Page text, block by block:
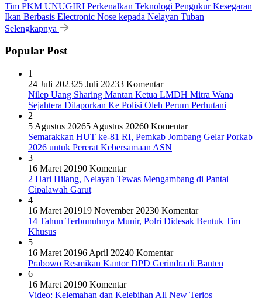
Tim PKM UNUGIRI Perkenalkan Teknologi Pengukur Kesegaran
Ikan Berbasis Electronic Nose kepada Nelayan Tuban
Selengkapnya
Popular Post
1
24 Juli 202325 Juli 20233 Komentar
Nilep Uang Sharing Mantan Ketua LMDH Mitra Wana
Sejahtera Dilaporkan Ke Polisi Oleh Perum Perhutani
2
5 Agustus 20265 Agustus 20260 Komentar
Semarakkan HUT ke-81 RI, Pemkab Jombang Gelar Porkab
2026 untuk Pererat Kebersamaan ASN
3
16 Maret 20190 Komentar
2 Hari Hilang, Nelayan Tewas Mengambang di Pantai
Cipalawah Garut
4
16 Maret 201919 November 20230 Komentar
14 Tahun Terbunuhnya Munir, Polri Didesak Bentuk Tim
Khusus
5
16 Maret 20196 April 20240 Komentar
Prabowo Resmikan Kantor DPD Gerindra di Banten
6
16 Maret 20190 Komentar
Video: Kelemahan dan Kelebihan All New Terios